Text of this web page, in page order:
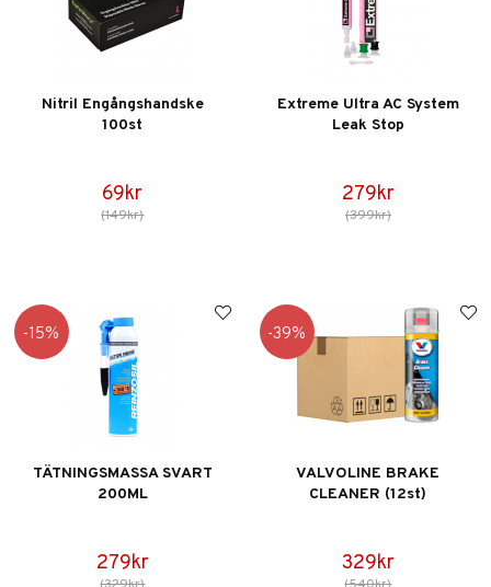
Nitril Engångshandske
100st
69kr
(149kr)
Extreme Ultra AC System
Leak Stop
279kr
(399kr)
15
TÄTNINGSMASSA SVART
200ML
279kr
39
VALVOLINE BRAKE
CLEANER (12st)
329kr